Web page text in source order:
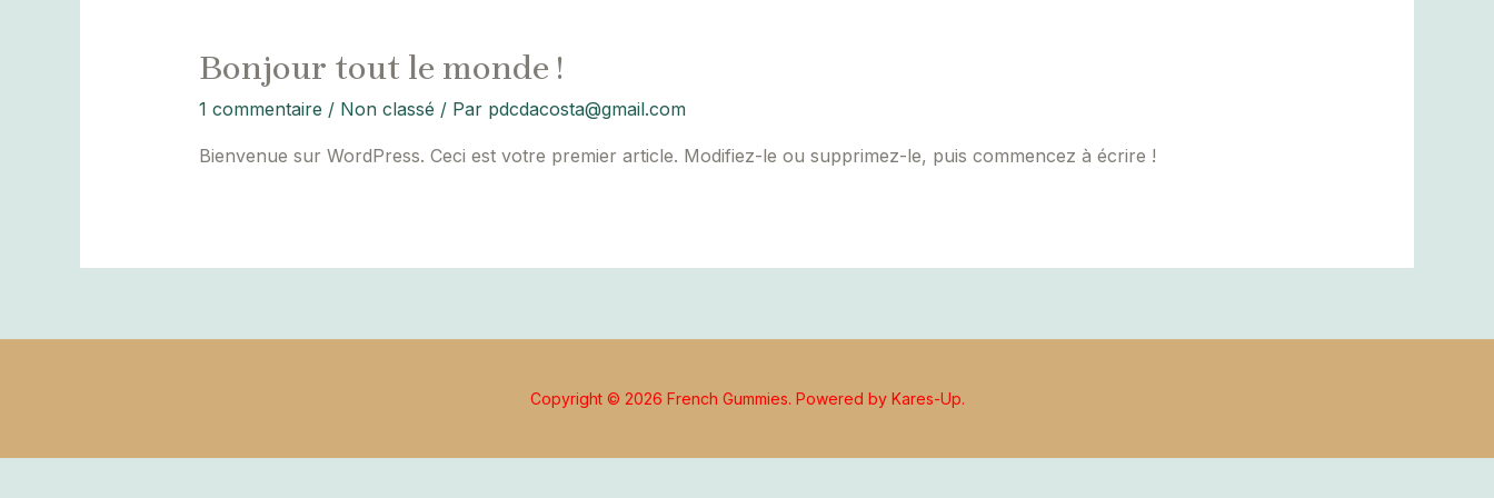
Bonjour tout le monde !
1 commentaire / Non classé / Par pdcdacosta@gmail.com
Bienvenue sur WordPress. Ceci est votre premier article. Modifiez-le ou supprimez-le, puis commencez à écrire !
Copyright © 2026 French Gummies. Powered by Kares-Up.